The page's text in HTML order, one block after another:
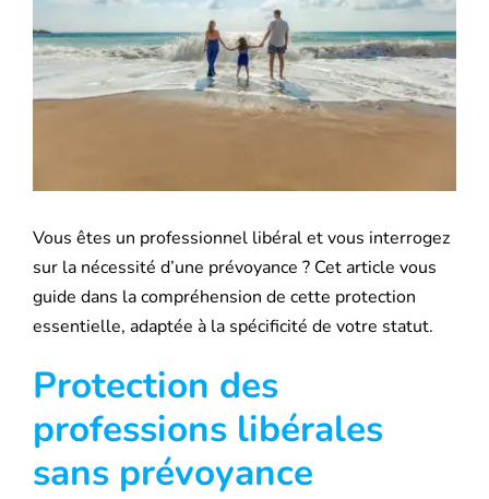
Assurance Décennale
Blog
Vous êtes un professionnel libéral et vous interrogez
sur la nécessité d’une prévoyance ? Cet article vous
guide dans la compréhension de cette protection
essentielle, adaptée à la spécificité de votre statut.
Protection des
professions libérales
sans prévoyance